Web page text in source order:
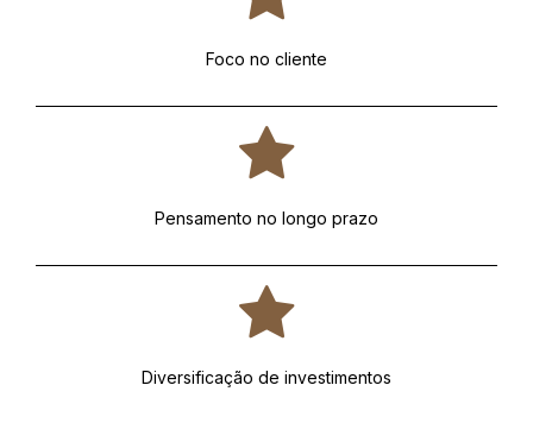
Foco no cliente
Pensamento no longo prazo
Diversificação de investimentos